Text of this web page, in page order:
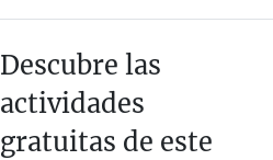
Descubre las
actividades
gratuitas de este